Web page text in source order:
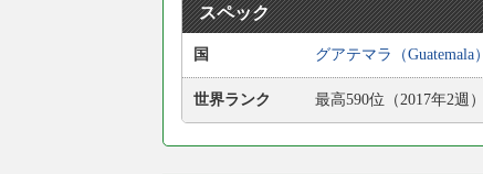
スペック
国 グアテマラ（Guatemala）
世界ランク 最高590位（2017年2週）